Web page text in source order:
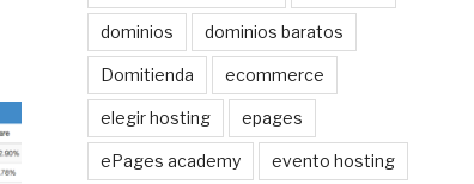
dominios dominios baratos
Domitienda ecommerce
elegir hosting epages
ePages academy evento hosting